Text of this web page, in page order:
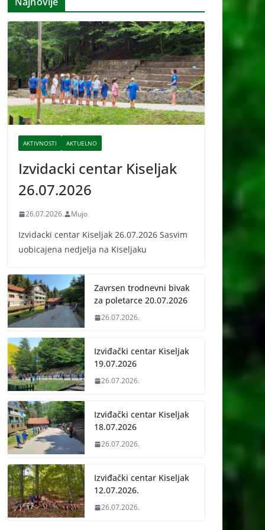
v
e
AKTIVNOSTI AKTUELNO
Izvidacki centar Kiseljak
26.07.2026
26.07.2026. Mujo
Izvidacki centar Kiseljak 26.07.2026 Sasvim
uobicajena nedjelja na Kiseljaku
Zavrsen trodnevni bivak
za poletarce 20.07.2026
26.07.2026.
Izviđački centar Kiseljak
19.07.2026
26.07.2026.
Izviđački centar Kiseljak
18.07.2026
26.07.2026.
Izviđački centar Kiseljak
12.07.2026.
26.07.2026.